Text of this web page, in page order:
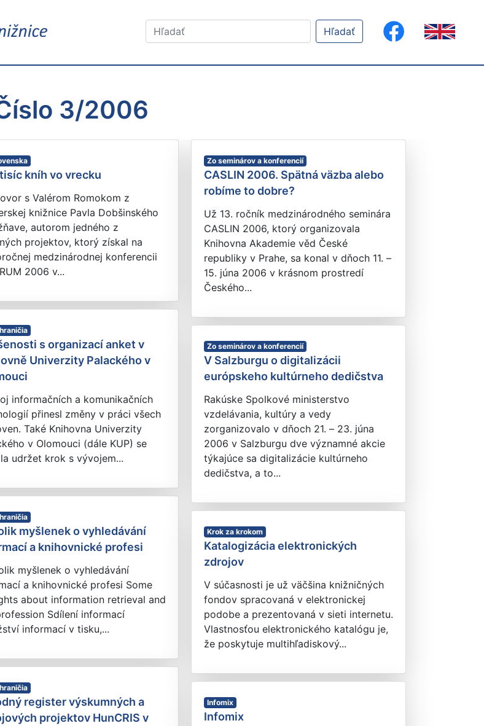
Hľadať
3/2006
kníh vo vrecku
s Valérom Romokom z
knižnice Pavla Dobšinského
autorom jedného z
projektov, ktorý získal na
medzinárodnej konferencii
2006 v...
s organizací anket v
Univerzity Palackého v
informačních a komunikačních
přinesl změny v práci všech
Také Knihovna Univerzity
v Olomouci (dále KUP) se
udržet krok s vývojem...
myšlenek o vyhledávání
a knihovnické profesi
myšlenek o vyhledávání
a knihovnické profesi Some
about information retrieval and
Sdílení informací
informací v tisku,...
register výskumných a
projektov HunCRIS v
Zo seminárov a konferencií
CASLIN 2006. Spätná väzba alebo
robíme to dobre?
Už 13. ročník medzinárodného seminára
CASLIN 2006, ktorý organizovala
Knihovna Akademie věd České
republiky v Prahe, sa konal v dňoch 11. –
15. júna 2006 v krásnom prostredí
Českého...
Zo seminárov a konferencií
V Salzburgu o digitalizácii
európskeho kultúrneho dedičstva
Rakúske Spolkové ministerstvo
vzdelávania, kultúry a vedy
zorganizovalo v dňoch 21. – 23. júna
2006 v Salzburgu dve významné akcie
týkajúce sa digitalizácie kultúrneho
dedičstva, a to...
Krok za krokom
Katalogizácia elektronických
zdrojov
V súčasnosti je už väčšina knižničných
fondov spracovaná v elektronickej
podobe a prezentovaná v sieti internetu.
Vlastnosťou elektronického katalógu je,
že poskytuje multihľadiskový...
Infomix
Infomix